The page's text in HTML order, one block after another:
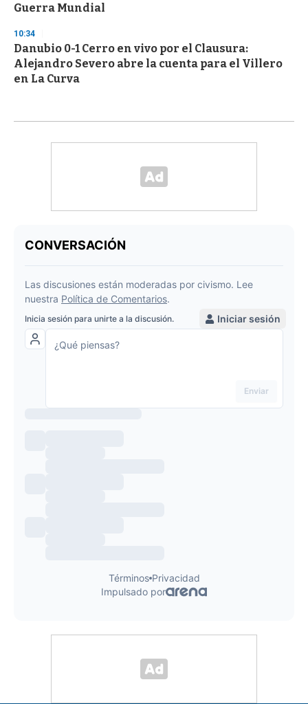
Guerra Mundial
10:34
Danubio 0-1 Cerro en vivo por el Clausura:
Alejandro Severo abre la cuenta para el Villero
en La Curva